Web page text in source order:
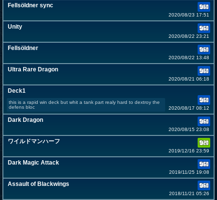
Fellsöldner sync
2020/08/23 17:51
Unity
2020/08/22 23:21
Fellsöldner
2020/08/22 13:48
Ultra Rare Dragon
2020/08/21 06:18
Deck1
this is a rapid win deck but whit a tank part realy hard to dextroy the
defens bloc
2020/08/17 08:12
Dark Dragon
2020/08/15 23:08
ワイルドマンハーフ
2019/12/16 23:59
Dark Magic Attack
2019/11/25 19:08
Assault of Blackwings
2018/11/21 05:26